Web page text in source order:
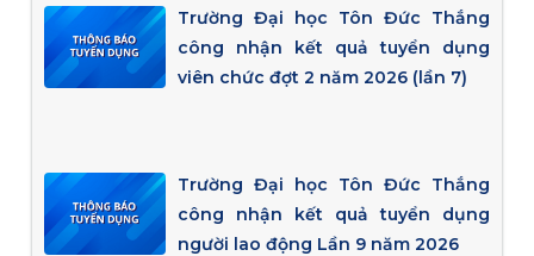
Trường Đại học Tôn Đức Thắng
công nhận kết quả tuyển dụng
viên chức đợt 2 năm 2026 (lần 7)
Trường Đại học Tôn Đức Thắng
công nhận kết quả tuyển dụng
người lao động Lần 9 năm 2026